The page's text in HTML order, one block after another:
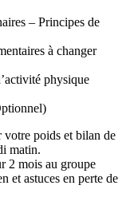
– Principes de
à changer
physique
poids et bilan de
matin.
2 mois au groupe
et astuces en perte de